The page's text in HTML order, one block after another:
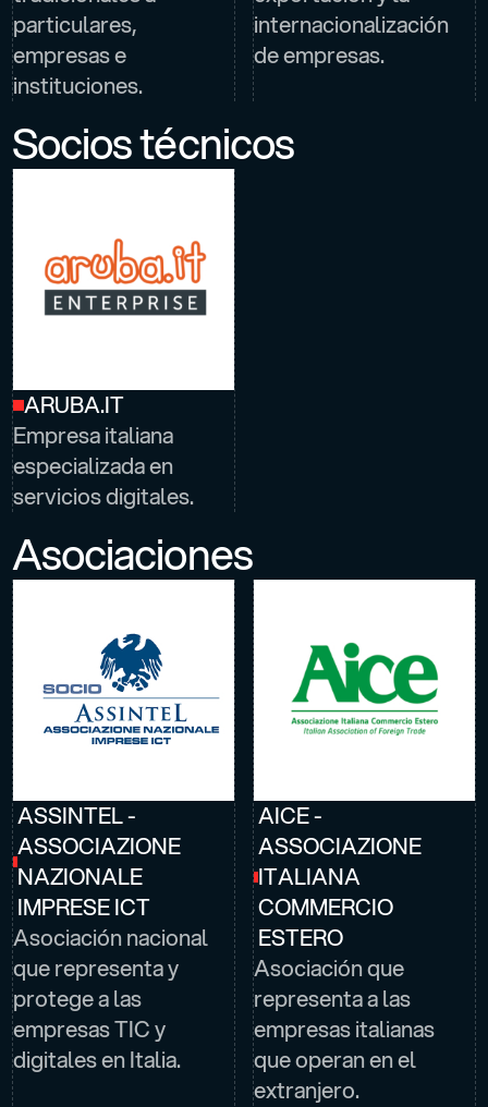
particulares,
empresas e
instituciones.
internacionalización
de empresas.
Socios técnicos
ARUBA.IT
Empresa italiana
especializada en
servicios digitales.
Asociaciones
ASSINTEL -
ASSOCIAZIONE
NAZIONALE
IMPRESE ICT
Asociación nacional
que representa y
protege a las
empresas TIC y
digitales en Italia.
AICE -
ASSOCIAZIONE
ITALIANA
COMMERCIO
ESTERO
Asociación que
representa a las
empresas italianas
que operan en el
extranjero.